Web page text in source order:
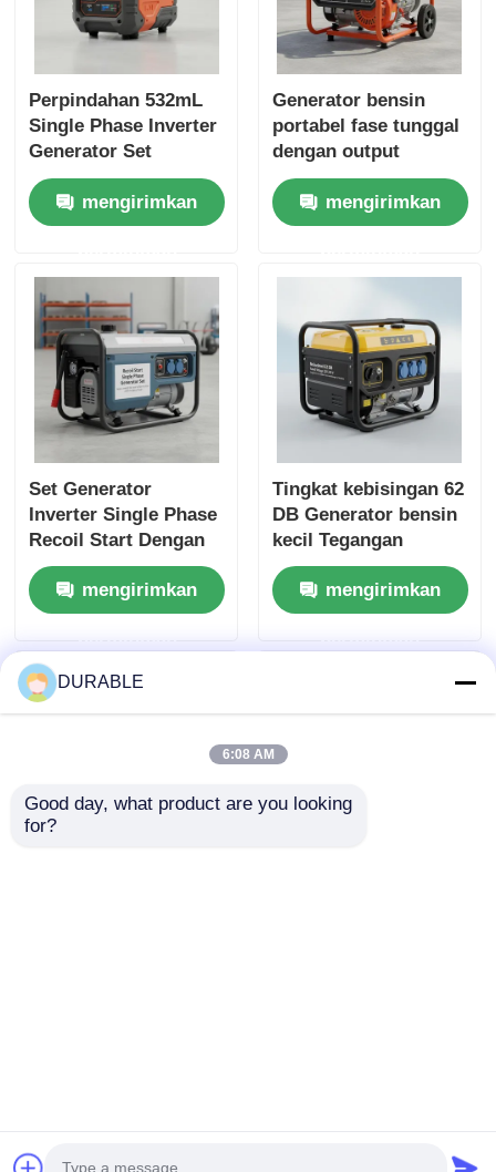
Perpindahan 532mL
Single Phase Inverter
Generator Set
Featuring USB
Charger DC5V1A
Sumber energi untuk
mengirimkan
Generator bensin
portabel fase tunggal
dengan output
DC12V5A Ideal untuk
tempat kerja di luar
ruangan dan
darurat
mengirimkan
Set Generator
Inverter Single Phase
Recoil Start Dengan
Tingkat Kebisingan
62 DB Ideal untuk
Konstruksi dan Daya
mengirimkan
permintaan
Tingkat kebisingan 62
DB Generator bensin
kecil Tegangan
nominal 120 240 V
Sumber energi untuk
acara luar ruangan
mengirimkan
permintaan
DURABLE
6:08 AM
Good day, what product are you looking
for?